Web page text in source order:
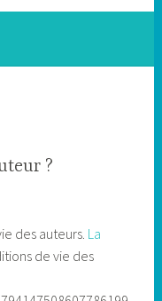
?
des auteurs. La
de vie des